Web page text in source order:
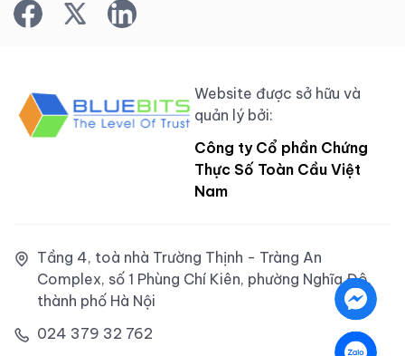
Website được sở hữu và
quản lý bởi:
Công ty Cổ phần Chứng
Thực Số Toàn Cầu Việt
Nam
Tầng 4, toà nhà Trường Thịnh - Tràng An
Complex, số 1 Phùng Chí Kiên, phường Nghĩa Đô,
thành phố Hà Nội
024 379 32 762